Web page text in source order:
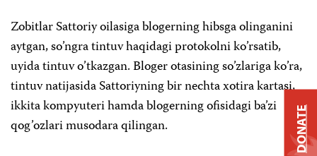
Zobitlar Sattoriy oilasiga blogerning hibsga olinganini
aytgan, so’ngra tintuv haqidagi protokolni ko’rsatib,
uyida tintuv o’tkazgan. Bloger otasining so’zlariga ko’ra,
tintuv natijasida Sattoriyning bir nechta xotira kartasi,
ikkita kompyuteri hamda blogerning ofisidagi ba’zi
qog’ozlari musodara qilingan.
DONATE